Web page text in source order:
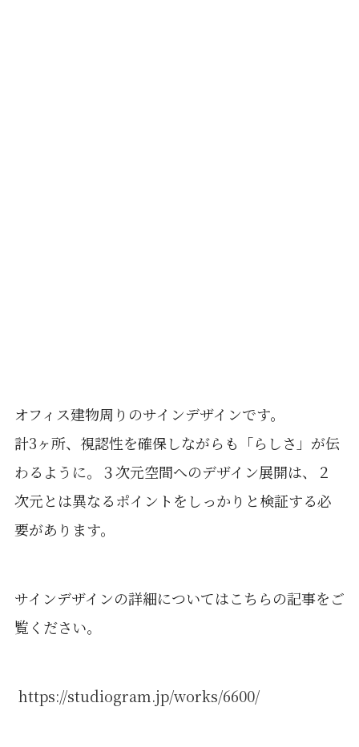
オフィス建物周りのサインデザインです。
計3ヶ所、視認性を確保しながらも「らしさ」が伝
わるように。３次元空間へのデザイン展開は、２
次元とは異なるポイントをしっかりと検証する必
要があります。
サインデザインの詳細についてはこちらの記事をご
覧ください。
https://studiogram.jp/works/6600/